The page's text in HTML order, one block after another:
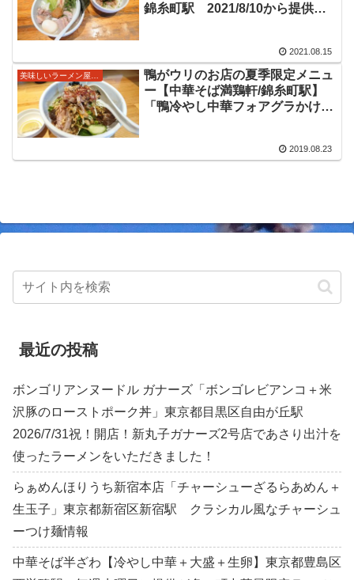
錦糸町駅 2021/8/10から提供開
れ特製にしたので具材もたっぷ
り。美味しい限定をいただきまし
た。
2021.08.15
鴨がウリのお店の夏季限定メニュ
ー【中華そば満鶏軒/錦糸町駅】
「鴨冷やし中華フォアグラかけ＋
中。カラフルな鴨の冷やし中華を
2019.08.23
最近の投稿
ボンゴリアンヌードル ガナーズ「ボンゴレビアンコ＋米
沢豚のローストポーク丼」東京都目黒区自由が丘駅
2026/7/31祝！開店！新丸子ガナーズ2号店であさり出汁を
使ったラーメンをいただきました！
らぁめんほりうち新宿本店「チャーシューざるらあめん＋
生玉子」東京都新宿区新宿駅 クラシカル風なチャーシュ
ーつけ麺情報
中華そば半ざわ【冷やし中華＋大盛＋生卵】東京都豊島区